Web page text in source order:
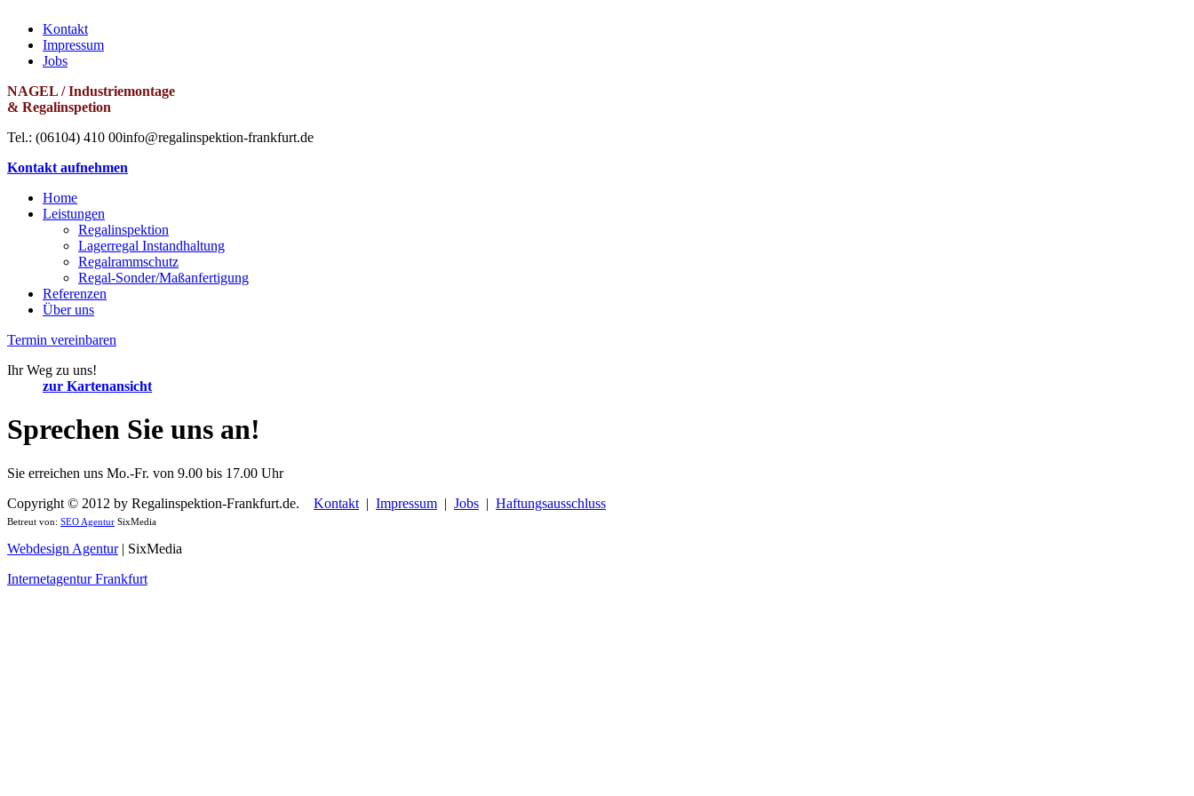
Kontakt
Impressum
Jobs
NAGEL / Industriemontage
& Regalinspetion
Tel.: (06104) 410 00info@regalinspektion-frankfurt.de
Kontakt aufnehmen
Home
Leistungen
Regalinspektion
Lagerregal Instandhaltung
Regalrammschutz
Regal-Sonder/Maßanfertigung
Referenzen
Über uns
Termin vereinbaren
Ihr Weg zu uns!
zur Kartenansicht
Sprechen Sie uns an!
Sie erreichen uns Mo.-Fr. von 9.00 bis 17.00 Uhr
Copyright © 2012 by Regalinspektion-Frankfurt.de. Kontakt | Impressum | Jobs | Haftungsausschluss
Betreut von: SEO Agentur SixMedia
Webdesign Agentur| SixMedia
Internetagentur Frankfurt